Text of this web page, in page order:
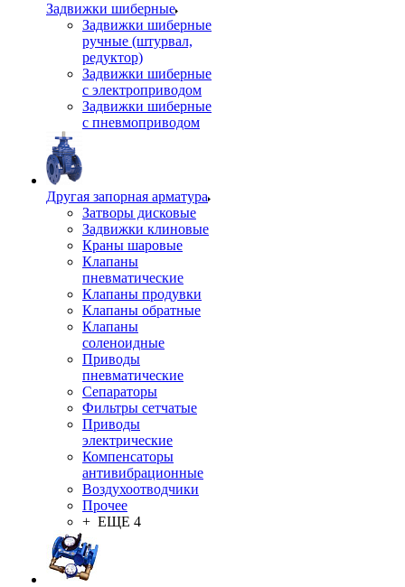
Задвижки шиберные
Задвижки шиберные
ручные (штурвал,
редуктор)
Задвижки шиберные
с электроприводом
Задвижки шиберные
с пневмоприводом
Другая запорная арматура
Затворы дисковые
Задвижки клиновые
Краны шаровые
Клапаны
пневматические
Клапаны продувки
Клапаны обратные
Клапаны
соленоидные
Приводы
пневматические
Сепараторы
Фильтры сетчатые
Приводы
электрические
Компенсаторы
антивибрационные
Воздухоотводчики
Прочее
+ ЕЩЕ 4